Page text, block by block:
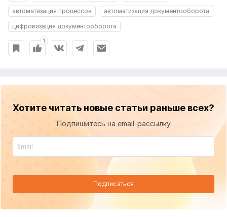
автоматизация процессов
автоматизация документооборота
цифровизация документооборота
1
Хотите читать новые статьи раньше всех?
Подпишитесь на email-рассылку
Подписаться